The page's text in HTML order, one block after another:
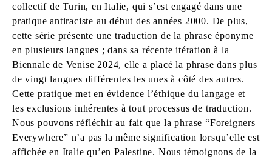
collectif de Turin, en Italie, qui s’est engagé dans une
pratique antiraciste au début des années 2000. De plus,
cette série présente une traduction de la phrase éponyme
en plusieurs langues ; dans sa récente itération à la
Biennale de Venise 2024, elle a placé la phrase dans plus
de vingt langues différentes les unes à côté des autres.
Cette pratique met en évidence l’éthique du langage et
les exclusions inhérentes à tout processus de traduction.
Nous pouvons réfléchir au fait que la phrase “Foreigners
Everywhere” n’a pas la même signification lorsqu’elle est
affichée en Italie qu’en Palestine. Nous témoignons de la